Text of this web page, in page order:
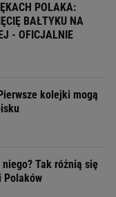
POLAKA:
BAŁTYKU NA
- OFICJALNIE
kolejki mogą
Tak różnią się
Polaków